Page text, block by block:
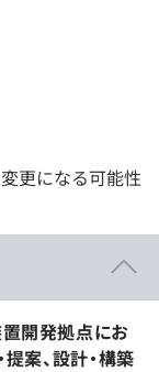
更になる可能性
開発拠点にお
案、設計・構築